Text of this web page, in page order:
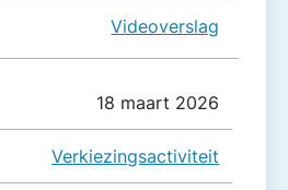
Videoverslag
18 maart 2026
Verkiezingsactiviteit